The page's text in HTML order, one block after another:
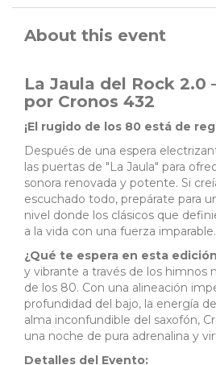
About this event
La Jaula del Rock 2.0
por Cronos 432
¡El rugido de los 80 está de
Después de una espera
las puertas de "La Jaula" para
sonora renovada y potente. Si
escuchado todo, prepárate para
nivel donde los clásicos que
a la vida con una fuerza imparable.
¿Qué te espera en esta
y vibrante a través de los himnos
de los 80. Con una alineación
profundidad del bajo, la energía
alma inconfundible del saxofón,
una noche de pura adrenalina y
Detalles del Evento: